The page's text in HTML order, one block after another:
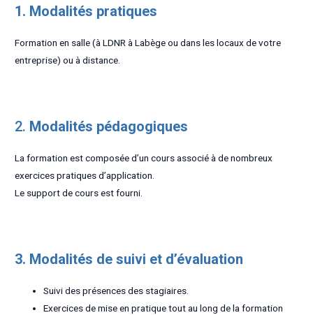
1. Modalités pratiques
Formation en salle (à LDNR à Labège ou dans les locaux de votre
entreprise) ou à distance.
2. Modalités pédagogiques
La formation est composée d’un cours associé à de nombreux
exercices pratiques d’application.
Le support de cours est fourni.
3. Modalités de suivi et d’évaluation
Suivi des présences des stagiaires.
Exercices de mise en pratique tout au long de la formation